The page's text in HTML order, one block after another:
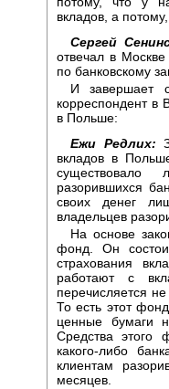
вкладов, а
Сергей
отвечал в
по банковскому
И завершает
корреспондент в
в Польше:
Ежи Редлих:
вкладов в
существовало
разорившихся
своих денег
владельцев
На основе
фонд. Он
страхования
работают с
перечисляется
То есть этот
ценные бумаги
Средства этого
какого-либо
клиентам
месяцев.